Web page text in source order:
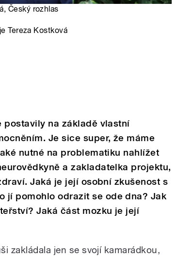
Český rozhlas
Tereza Kostková
postavily na základě vlastní
Je sice super, že máme
nutné na problematiku nahlížet
a zakladatelka projektu,
Jaká je její osobní zkušenost s
jí pomohlo odrazit se ode dna? Jak
Jaká část mozku je její
zakládala jen se svojí kamarádkou,